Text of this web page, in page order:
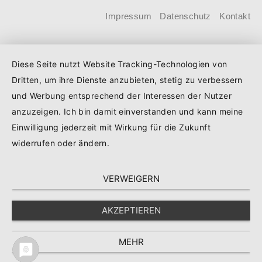
Kind steigt der Förderhöchstbetrag von
Euro (vorher: 125.000 Euro) und für
Familien mit drei und mehr Kindern auf
Darlehenszinsen von „Jung kauft Alt“
werden aus Mitteln des
Stadtentwicklung und Bauwesen
(BMWSB) verbilligt: Heute liegt der
Laufzeit und 10 Jahren Zinsbindung bei
0,53 Prozent effektiv.
Impressum Datenschutz Kontakt
Diese Seite nutzt Website Tracking-Technologien von
Dritten, um ihre Dienste anzubieten, stetig zu verbessern
und Werbung entsprechend der Interessen der Nutzer
anzuzeigen. Ich bin damit einverstanden und kann meine
Einwilligung jederzeit mit Wirkung für die Zukunft
widerrufen oder ändern.
VERWEIGERN
AKZEPTIEREN
MEHR